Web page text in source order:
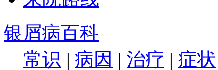
银屑病百科
常识 | 病因 | 治疗 | 症状